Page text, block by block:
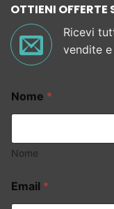
OTTIENI OFFERTE
Ricevi
vendite
Nome *
Nome
Email *